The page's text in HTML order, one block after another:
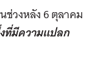
วงหลัง 6 ตุลาคม
ที่มีความแปลก